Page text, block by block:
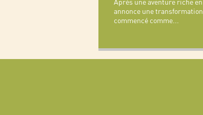
Après une aventure riche
annonce une
commencé comme...